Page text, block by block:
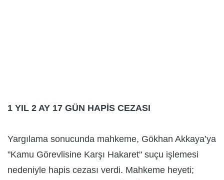
1 YIL 2 AY 17 GÜN HAPİS CEZASI
Yargılama sonucunda mahkeme, Gökhan Akkaya’ya
"Kamu Görevlisine Karşı Hakaret" suçu işlemesi
nedeniyle hapis cezası verdi. Mahkeme heyeti;